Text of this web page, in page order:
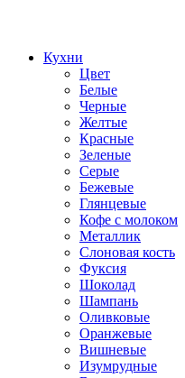
Кухни
Цвет
Белые
Черные
Желтые
Красные
Зеленые
Серые
Бежевые
Глянцевые
Кофе с молоком
Металлик
Слоновая кость
Фуксия
Шоколад
Шампань
Оливковые
Оранжевые
Вишневые
Изумрудные